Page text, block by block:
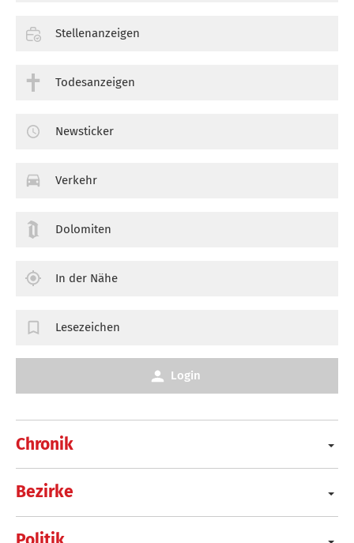
Chronik
Bezirke
Stellenanzeigen
Todesanzeigen
Newsticker
Verkehr
Dolomiten
In der Nähe
Lesezeichen
Login